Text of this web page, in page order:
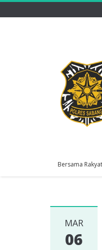
Bersama
MAR
06